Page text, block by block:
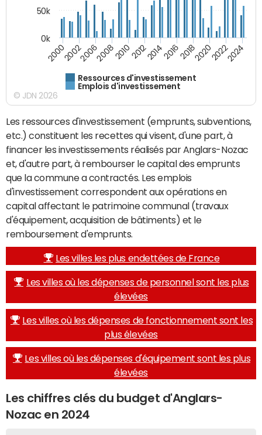
Ressources d'investissement
Emplois d'investissement
200020022006200820102012201420162018202020222024
0k
50k
© JDN 2026
Les ressources d'investissement (emprunts, subventions,
etc.) constituent les recettes qui visent, d'une part, à
financer les investissements réalisés par Anglars-Nozac
et, d'autre part, à rembourser le capital des emprunts
que la commune a contractés. Les emplois
d'investissement correspondent aux opérations en
capital affectant le patrimoine communal (travaux
d'équipement, acquisition de bâtiments) et le
remboursement d'emprunts.
Les villes les plus endettées de France
Les villes où les dépenses de personnel sont les plus
élevées
Les villes où les dépenses de fonctionnement sont les
plus élevées
Les villes où les dépenses d'équipement sont les plus
élevées
Les chiffres clés du budget d'Anglars-
Nozac en 2024